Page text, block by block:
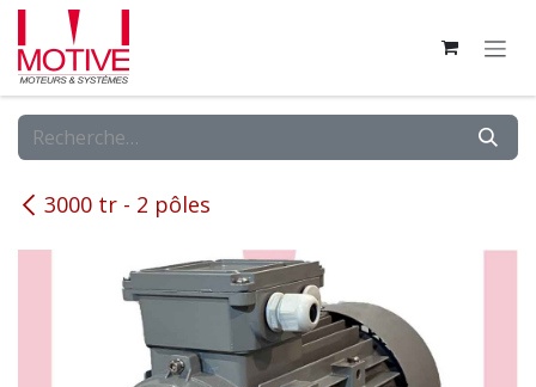
Se rendre au contenu
3000 tr - 2 pôles